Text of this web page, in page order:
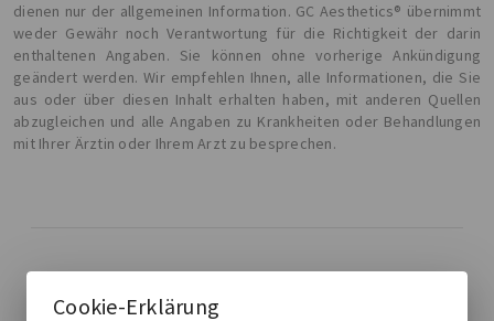
dienen nur der allgemeinen Information. GC Aesthetics® übernimmt
weder Gewähr noch Verantwortung für die Richtigkeit der darin
enthaltenen Angaben. Sie können ohne vorherige Ankündigung
geändert werden. Wir empfehlen Ihnen, alle Informationen, die Sie
aus oder über diesen Inhalt erhalten haben, mit anderen Quellen
abzugleichen und alle Angaben zu Krankheiten oder Behandlungen
mit Ihrer Ärztin oder Ihrem Arzt zu besprechen.
Cookie-Erklärung